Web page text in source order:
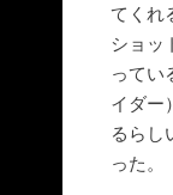
てくれ
ショッ
ってい
イダー
るらし
った。